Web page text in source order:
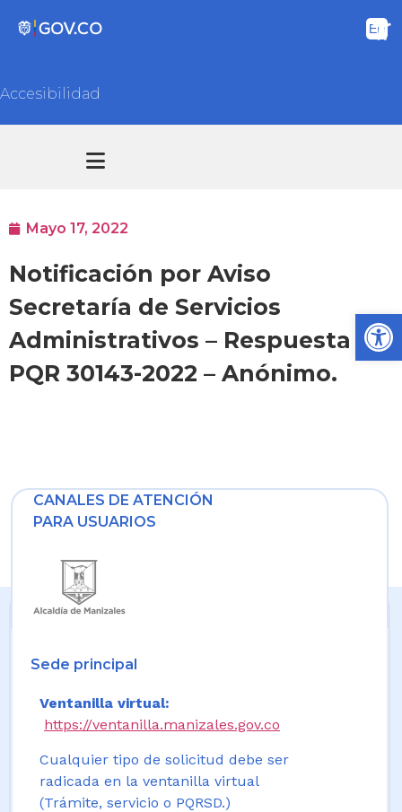
Accesibilidad
Mayo 17, 2022
Notificación por Aviso
Secretaría de Servicios
Administrativos – Respuesta
PQR 30143-2022 – Anónimo.
CANALES DE ATENCIÓN
PARA USUARIOS
Sede principal
Ventanilla virtual:
https://ventanilla.manizales.gov.co
Cualquier tipo de solicitud debe ser
radicada en la ventanilla virtual
(Trámite, servicio o PQRSD.)